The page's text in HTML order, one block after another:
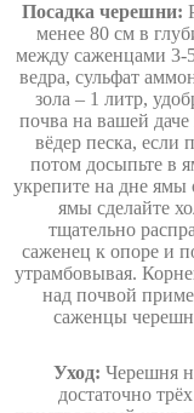
Посадка черешни:
менее 80 см в
между саженцами 3-
ведра, сульфат
зола – 1 литр,
почва на вашей
вёдер песка, если
потом досыпьте в
укрепите на дне
ямы сделайте
тщательно
саженец к опоре и
утрамбовывая.
над почвой
саженцы
Уход: Черешня
достаточно